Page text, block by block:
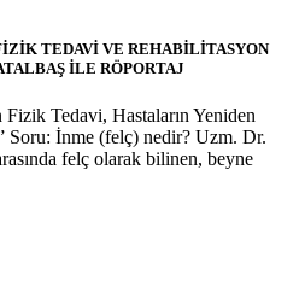
TEDAVİ VE REHABİLİTASYON
İLE RÖPORTAJ
Fizik Tedavi, Hastaların Yeniden
Soru: İnme (felç) nedir? Uzm. Dr.
felç olarak bilinen, beyne